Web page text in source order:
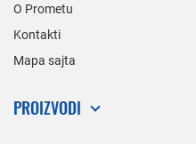
O Prometu
Kontakti
Mapa sajta
PROIZVODI